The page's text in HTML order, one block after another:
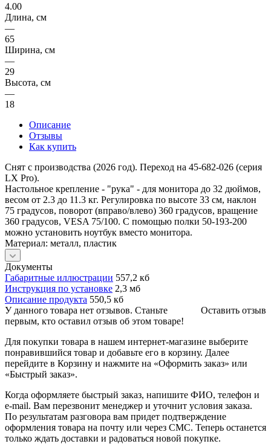
4.00
Длина, см
—
65
Ширина, см
—
29
Высота, см
—
18
Описание
Отзывы
Как купить
Снят с производства (2026 год). Переход на 45-682-026 (серия
LX Pro).
Настольное крепление - "рука" - для монитора до 32 дюймов,
весом от 2.3 до 11.3 кг. Регулировка по высоте 33 см, наклон
75 градусов, поворот (вправо/влево) 360 градусов, вращение
360 градусов, VESA 75/100. С помощью полки 50-193-200
можно установить ноутбук вместо монитора.
Материал: металл, пластик
Документы
Габаритные иллюстрации 557,2 кб
Инструкция по установке 2,3 мб
Описание продукта 550,5 кб
Оставить отзыв
У данного товара нет отзывов. Станьте
первым, кто оставил отзыв об этом товаре!
Для покупки товара в нашем интернет-магазине выберите
понравившийся товар и добавьте его в корзину. Далее
перейдите в Корзину и нажмите на «Оформить заказ» или
«Быстрый заказ».
Когда оформляете быстрый заказ, напишите ФИО, телефон и
e-mail. Вам перезвонит менеджер и уточнит условия заказа.
По результатам разговора вам придет подтверждение
оформления товара на почту или через СМС. Теперь останется
только ждать доставки и радоваться новой покупке.